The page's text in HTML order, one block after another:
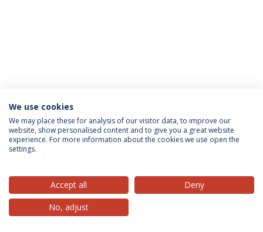
Privacy Policy Terms & Conditions Rights of Data Subjects
© 2026 Universidade Católica Portuguesa
We use cookies
We may place these for analysis of our visitor data, to improve our
website, show personalised content and to give you a great website
experience. For more information about the cookies we use open the
settings.
Accept all
Deny
No, adjust